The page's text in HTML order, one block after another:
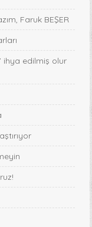
Faruk BEŞER
ihya edilmiş olur